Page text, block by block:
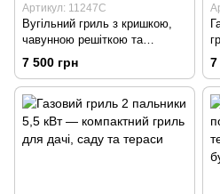
Артикул: 11247C
Вугільний гриль з кришкою,
чавунною решіткою та
термометром
7 500 грн 7